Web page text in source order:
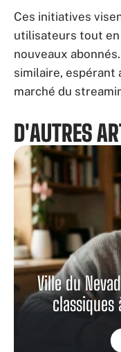
Ces initiatives
utilisateurs tout
nouveaux
similaire, espérant
marché du
D'AUTRES
Ville du
classiques